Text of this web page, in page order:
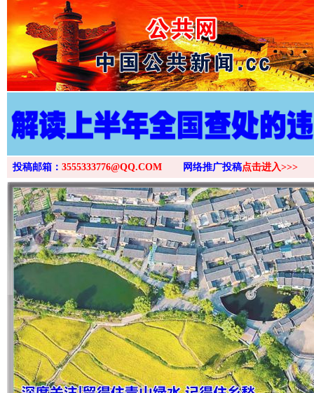
>
投稿邮箱： 3555333776@QQ.COM 网络推广投稿点击进入>>>